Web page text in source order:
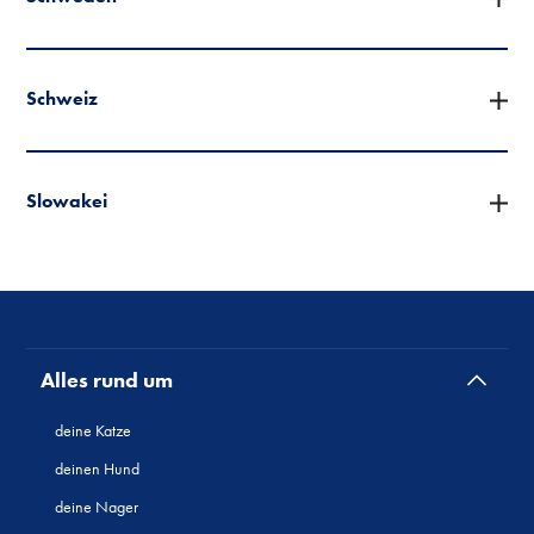
Schweiz
Slowakei
Alles rund um
deine Katze
deinen Hund
deine Nager